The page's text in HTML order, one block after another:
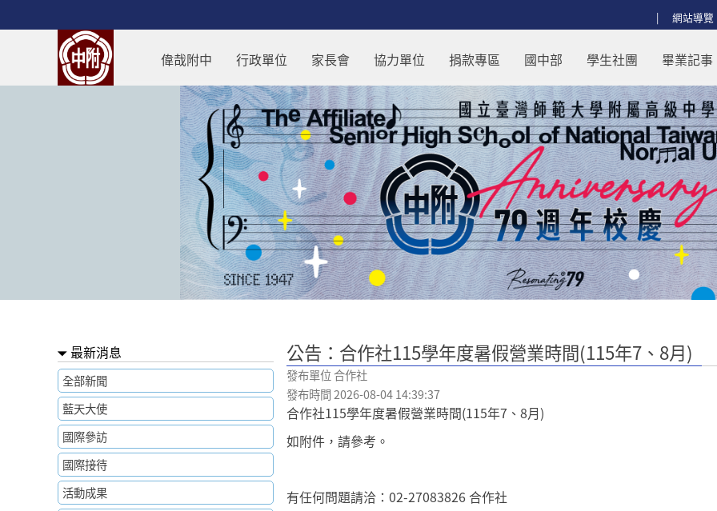
網站導覽
公告：合作社115學年度暑假營業時間(115年7、8月) - 回師大附中首
偉哉附中 行政單位 家長會 協力單位 捐款專區 國中部 學生社團 畢業記事
:::
最新消息
全部新聞
藍天大使
國際參訪
國際接待
活動成果
公告：合作社115學年度暑假營業時間(115年7、8月)
發布單位 合作社
發布時間 2026-08-04 14:39:37
合作社115學年度暑假營業時間(115年7、8月)
如附件，請參考。
有任何問題請洽：02-27083826 合作社